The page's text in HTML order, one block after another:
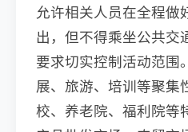
允许相关人员在全程做
出，但不得乘坐公共交
要求切实控制活动范围
展、旅游、培训等聚集
校、养老院、福利院等